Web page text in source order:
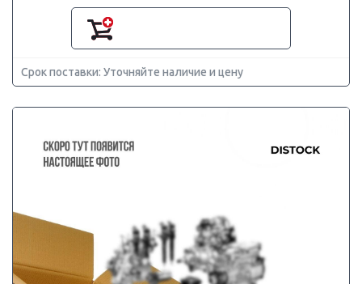
Срок поставки: Уточняйте наличие и цену